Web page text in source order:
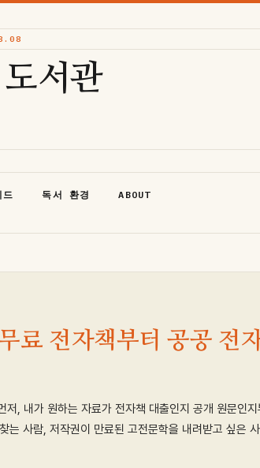
서관
드 독서 환경 ABOUT
료 전자책부터 공공 전
, 내가 원하는 자료가 전자책 대출인지 공개 원문인
사람, 저작권이 만료된 고전문학을 내려받고 싶은